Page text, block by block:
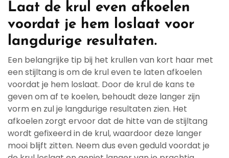
Laat de krul even afkoelen
voordat je hem loslaat voor
langdurige resultaten.
Een belangrijke tip bij het krullen van kort haar met
een stijltang is om de krul even te laten afkoelen
voordat je hem loslaat. Door de krul de kans te
geven om af te koelen, behoudt deze langer zijn
vorm en zul je langdurige resultaten zien. Het
afkoelen zorgt ervoor dat de hitte van de stijltang
wordt gefixeerd in de krul, waardoor deze langer
mooi blijft zitten. Neem dus even geduld voordat je